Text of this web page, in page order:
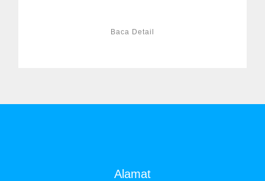
Baca Detail
Alamat